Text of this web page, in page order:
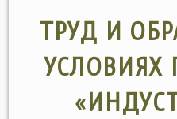
ТРУД И
УСЛОВИЯХ